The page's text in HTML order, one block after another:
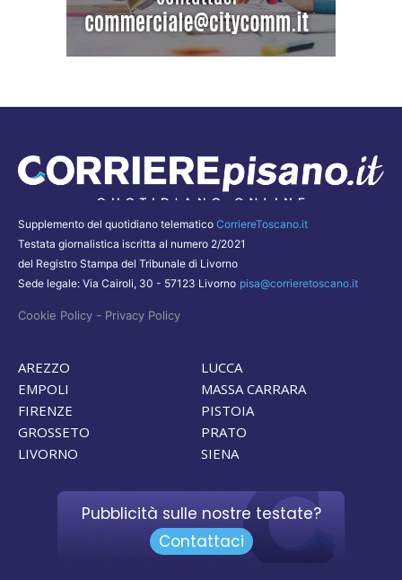
Supplemento del quotidiano telematico CorriereToscano.it
Testata giornalistica iscritta al numero 2/2021
del Registro Stampa del Tribunale di Livorno
Sede legale: Via Cairoli, 30 - 57123 Livorno pisa@corrieretoscano.it
Cookie Policy - Privacy Policy
AREZZO
EMPOLI
FIRENZE
GROSSETO
LIVORNO
LUCCA
MASSA CARRARA
PISTOIA
PRATO
SIENA
Pubblicità sulle nostre testate?
Contattaci